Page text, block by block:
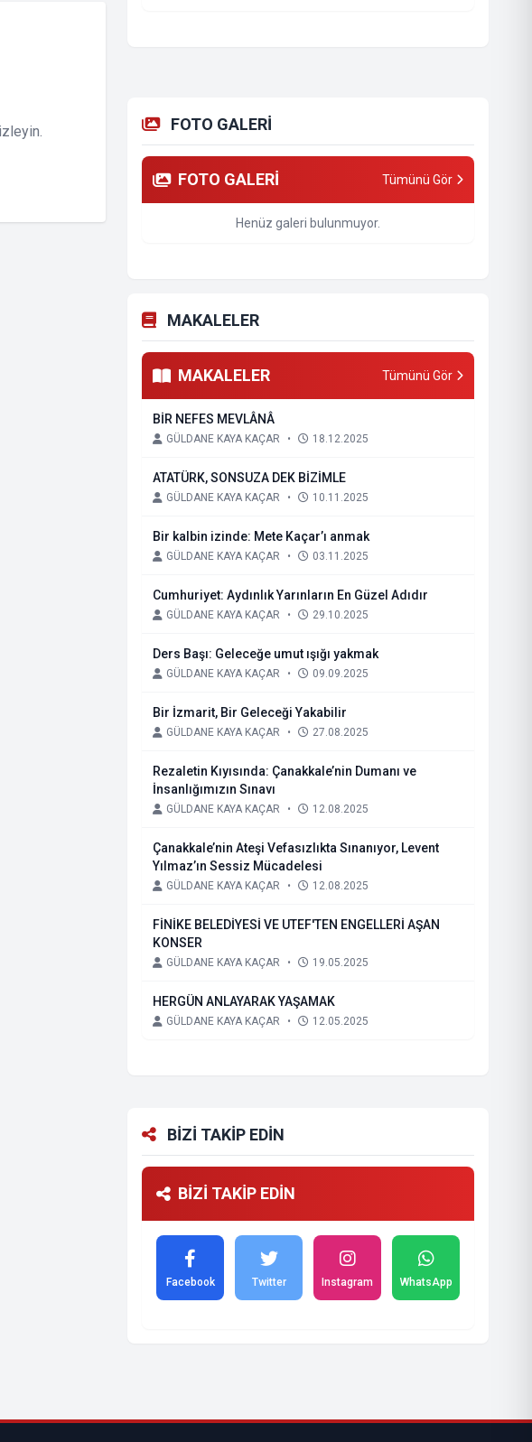
FOTO GALERİ
FOTO GALERİ Tümünü Gör
Henüz galeri bulunmuyor.
MAKALELER
MAKALELER Tümünü Gör
BİR NEFES MEVLÂNÂ
GÜLDANE KAYA KAÇAR • 18.12.2025
ATATÜRK, SONSUZA DEK BİZİMLE
GÜLDANE KAYA KAÇAR • 10.11.2025
Bir kalbin izinde: Mete Kaçar’ı anmak
GÜLDANE KAYA KAÇAR • 03.11.2025
Cumhuriyet: Aydınlık Yarınların En Güzel Adıdır
GÜLDANE KAYA KAÇAR • 29.10.2025
Ders Başı: Geleceğe umut ışığı yakmak
GÜLDANE KAYA KAÇAR • 09.09.2025
Bir İzmarit, Bir Geleceği Yakabilir
GÜLDANE KAYA KAÇAR • 27.08.2025
Rezaletin Kıyısında: Çanakkale’nin Dumanı ve
İnsanlığımızın Sınavı
GÜLDANE KAYA KAÇAR • 12.08.2025
Çanakkale’nin Ateşi Vefasızlıkta Sınanıyor, Levent
Yılmaz’ın Sessiz Mücadelesi
GÜLDANE KAYA KAÇAR • 12.08.2025
FİNİKE BELEDİYESİ VE UTEF'TEN ENGELLERİ AŞAN
KONSER
GÜLDANE KAYA KAÇAR • 19.05.2025
HERGÜN ANLAYARAK YAŞAMAK
GÜLDANE KAYA KAÇAR • 12.05.2025
BİZİ TAKİP EDİN
BİZİ TAKİP EDİN
Facebook Twitter Instagram WhatsApp